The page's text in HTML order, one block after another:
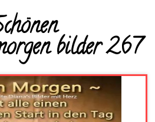
bilder 267